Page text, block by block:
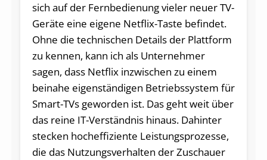
sich auf der Fernbedienung vieler neuer TV-
Geräte eine eigene Netflix-Taste befindet.
Ohne die technischen Details der Plattform
zu kennen, kann ich als Unternehmer
sagen, dass Netflix inzwischen zu einem
beinahe eigenständigen Betriebssystem für
Smart-TVs geworden ist. Das geht weit über
das reine IT-Verständnis hinaus. Dahinter
stecken hocheffiziente Leistungsprozesse,
die das Nutzungsverhalten der Zuschauer